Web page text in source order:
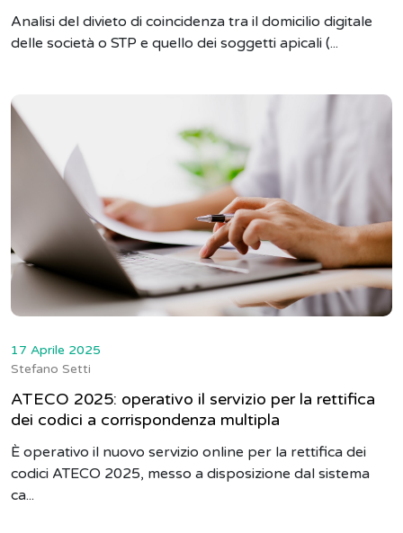
Analisi del divieto di coincidenza tra il domicilio digitale
delle società o STP e quello dei soggetti apicali (...
17 Aprile 2025
Stefano Setti
ATECO 2025: operativo il servizio per la rettifica
dei codici a corrispondenza multipla
È operativo il nuovo servizio online per la rettifica dei
codici ATECO 2025, messo a disposizione dal sistema
ca...